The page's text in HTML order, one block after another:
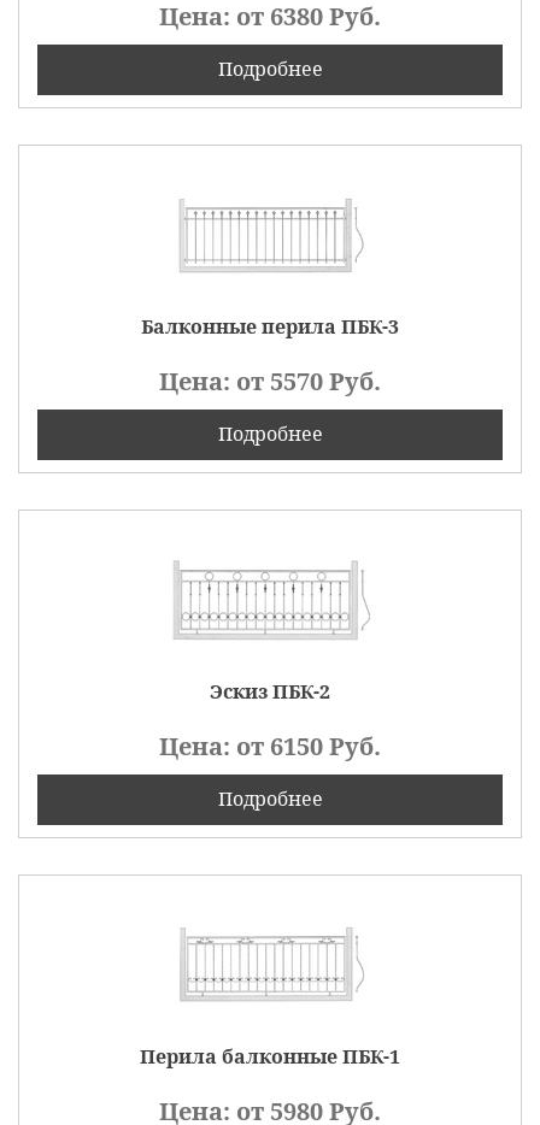
Цена: от 6380 Руб.
Подробнее
Балконные перила ПБК-3
Цена: от 5570 Руб.
Подробнее
Эскиз ПБК-2
Цена: от 6150 Руб.
Подробнее
Перила балконные ПБК-1
Цена: от 5980 Руб.